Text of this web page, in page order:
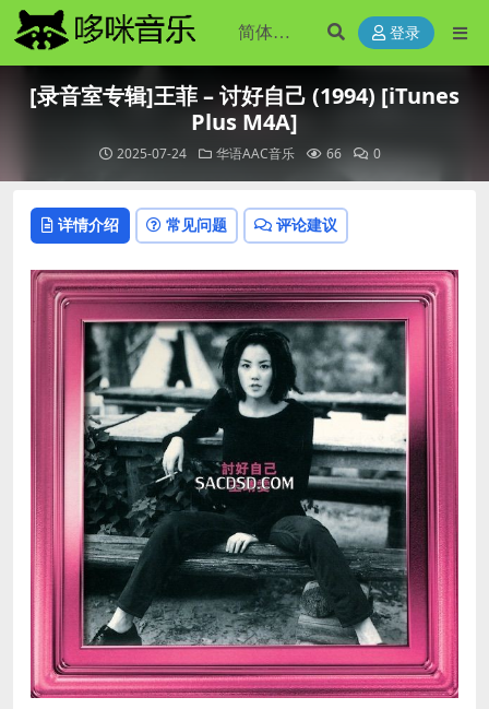
登录
[录音室专辑]王菲 – 讨好自己 (1994) [iTunes
Plus M4A]
2025-07-24 华语AAC音乐 66 0
详情介绍 常见问题 评论建议